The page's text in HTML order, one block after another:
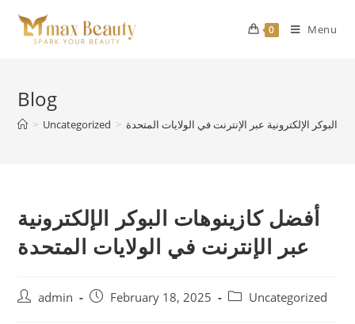
content
0 Menu
Blog
> Uncategorized > البوكر الإلكترونية عبر الإنترنت في الولايات المتحدة
أفضل كازينوهات البوكر الإلكترونية
عبر الإنترنت في الولايات المتحدة
Postadmin
PostFebruary 18, 2025
PostUncategorized